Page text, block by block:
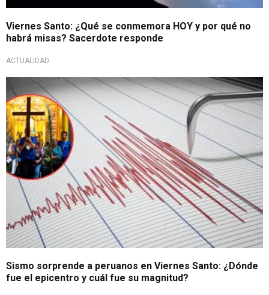
Viernes Santo: ¿Qué se conmemora HOY y por qué no
habrá misas? Sacerdote responde
ACTUALIDAD
¡A estar prevenidos!
Sismo sorprende a peruanos en Viernes Santo: ¿Dónde
fue el epicentro y cuál fue su magnitud?